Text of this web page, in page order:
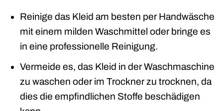
Reinige das Kleid am besten per Handwäsche
mit einem milden Waschmittel oder bringe es
in eine professionelle Reinigung.
Vermeide es, das Kleid in der Waschmaschine
zu waschen oder im Trockner zu trocknen, da
dies die empfindlichen Stoffe beschädigen